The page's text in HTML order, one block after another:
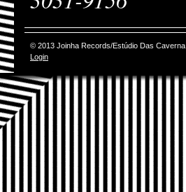
© 2013 Joinha Records/Estúdio Das
Login